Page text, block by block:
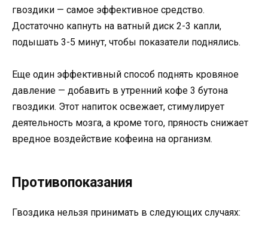
гвоздики — самое эффективное средство.
Достаточно капнуть на ватный диск 2-3 капли,
подышать 3-5 минут, чтобы показатели поднялись.
Еще один эффективный способ поднять кровяное
давление — добавить в утренний кофе 3 бутона
гвоздики. Этот напиток освежает, стимулирует
деятельность мозга, а кроме того, пряность снижает
вредное воздействие кофеина на организм.
Противопоказания
Гвоздика нельзя принимать в следующих случаях: